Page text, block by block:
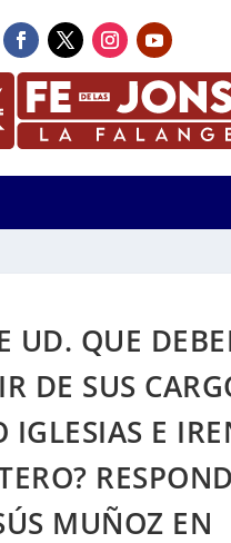
UD. QUE
DE SUS
IGLESIAS E
MUÑOZ EN